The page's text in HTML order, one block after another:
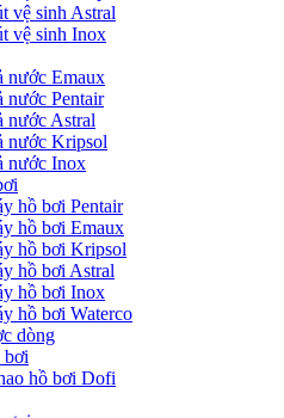
vệ sinh Astral
vệ sinh Inox
nước Emaux
nước Pentair
nước Astral
nước Kripsol
nước Inox
hồ bơi Pentair
hồ bơi Emaux
hồ bơi Kripsol
hồ bơi Astral
hồ bơi Inox
hồ bơi Waterco
dòng
bơi
hồ bơi Dofi